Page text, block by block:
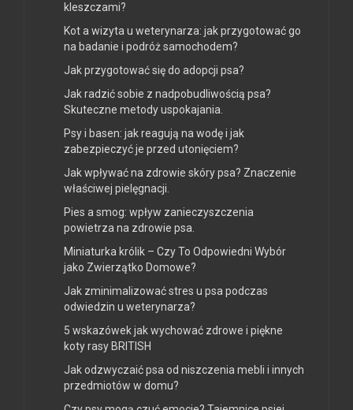
kleszczami?
Kot a wizyta u weterynarza: jak przygotować go
na badanie i podróż samochodem?
Jak przygotować się do adopcji psa?
Jak radzić sobie z nadpobudliwością psa?
Skuteczne metody uspokajania.
Psy i basen: jak reagują na wodę i jak
zabezpieczyć je przed utonięciem?
Jak wpływać na zdrowie skóry psa? Znaczenie
właściwej pielęgnacji.
Pies a smog: wpływ zanieczyszczenia
powietrza na zdrowie psa.
Miniaturka królik – Czy To Odpowiedni Wybór
jako Zwierzątko Domowe?
Jak zminimalizować stres u psa podczas
odwiedzin u weterynarza?
5 wskazówek jak wychować zdrowe i piękne
koty rasy BRITISH
Jak odzwyczaić psa od niszczenia mebli i innych
przedmiotów w domu?